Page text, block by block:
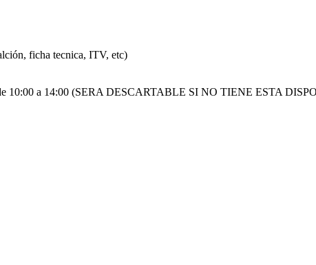
ficha tecnica, ITV, etc)
10:00 a 14:00 (SERA DESCARTABLE SI NO TIENE ESTA